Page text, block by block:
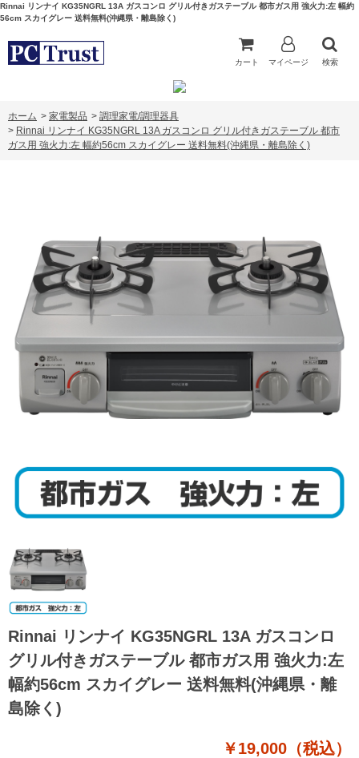
Rinnai リンナイ KG35NGRL 13A ガスコンロ グリル付きガステーブル 都市ガス用 強火力:左 幅約
56cm スカイグレー 送料無料(沖縄県・離島除く)
カート マイページ 検索
ホーム > 家電製品 > 調理家電/調理器具
> Rinnai リンナイ KG35NGRL 13A ガスコンロ グリル付きガステーブル 都市
ガス用 強火力:左 幅約56cm スカイグレー 送料無料(沖縄県・離島除く)
Rinnai リンナイ KG35NGRL 13A ガスコンロ
グリル付きガステーブル 都市ガス用 強火力:左
幅約56cm スカイグレー 送料無料(沖縄県・離
島除く)
￥19,000（税込）